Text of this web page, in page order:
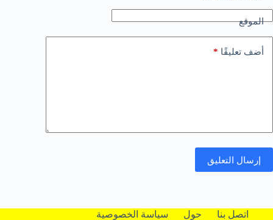
الموقع
أضف تعليقًا *
إرسال التعليق
اتصل بنا حول سياسة الخصوصية